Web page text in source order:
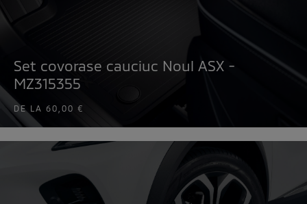
Set covorase cauciuc Noul ASX -
MZ315355
DE LA 60,00 €